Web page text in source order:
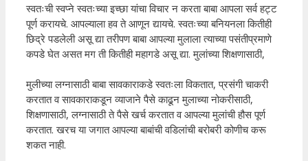
स्वतःची स्वप्ने स्वतःच्या इच्छा यांचा विचार न करता बाबा आपला सर्व हट्ट
पूर्ण करायचे. आपल्याला हव ते आणून द्यायचे. स्वतःच्या बनियनला कितीही
छिद्रे पडलेली असू द्या तरीपण बाबा आपल्या मुलाला त्याच्या पसंतीप्रमाणे
कपडे घेत असत मग ती कितीही महागडे असू द्या. मुलांच्या शिक्षणासाठी,
मुलीच्या लग्नासाठी बाबा सावकाराकडे स्वतःला विकतात, प्रसंगी चाकरी
करतात व सावकाराकडून व्याजाने पैसे काढून मुलाच्या नोकरीसाठी,
शिक्षणासाठी, लग्नासाठी ते पैसे खर्च करतात व आपल्या मुलांची हौस पूर्ण
करतात. खरच या जगात आपल्या बाबांची वडिलांची बरोबरी कोणीच करू
शकत नाही.